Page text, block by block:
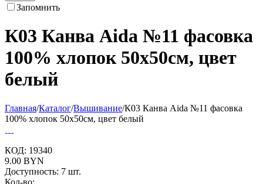
Запомнить
К03 Канва Aida №11 фасовка
100% хлопок 50х50см, цвет
белый
Главная/Каталог/Вышивание/К03 Канва Aida №11 фасовка
100% хлопок 50х50см, цвет белый
КОД: 19340
9.00 BYN
Доступность: 7 шт.
Кол-во: